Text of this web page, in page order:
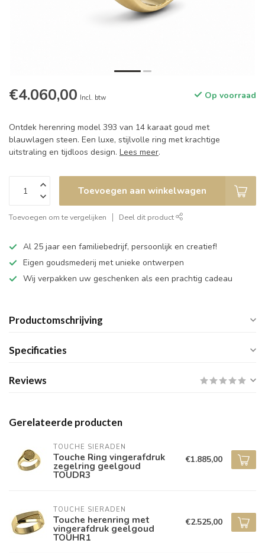
€4.060,00 Incl. btw Op voorraad
Ontdek herenring model 393 van 14 karaat goud met
blauwlagen steen. Een luxe, stijlvolle ring met krachtige
uitstraling en tijdloos design. Lees meer.
Toevoegen aan winkelwagen
Toevoegen om te vergelijken Deel dit product
Al 25 jaar een familiebedrijf, persoonlijk en creatief!
Eigen goudsmederij met unieke ontwerpen
Wij verpakken uw geschenken als een prachtig cadeau
Productomschrijving
Specificaties
Reviews
Gerelateerde producten
TOUCHE SIERADEN
Touche Ring vingerafdruk
zegelring geelgoud
TOUDR3
€1.885,00
TOUCHE SIERADEN
Touche herenring met
vingerafdruk geelgoud
TOUHR1
€2.525,00